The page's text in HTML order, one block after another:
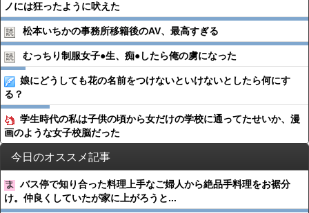
ノには狂ったように吠えた
松本いちかの事務所移籍後のAV、最高すぎる
むっちり制服女子●︎生、痴●︎したら俺の虜になった
娘にどうしても花の名前をつけないといけないとしたら何にす
る？
学生時代の私は子供の頃から女だけの学校に通ってたせいか、漫
画のような女子校脳だった
今日のオススメ記事
バス停で知り合った料理上手なご婦人から絶品手料理をお裾分
け。仲良くしていたが家に上がろうと...